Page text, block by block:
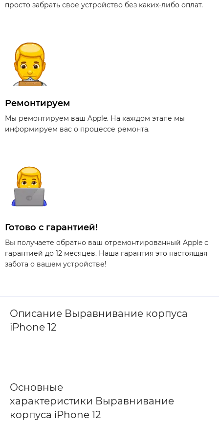
просто забрать свое устройство без каких-либо оплат.
Ремонтируем
Мы ремонтируем ваш Apple. На каждом этапе мы
информируем вас о процессе ремонта.
Готово с гарантией!
Вы получаете обратно ваш отремонтированный Apple с
гарантией до 12 месяцев. Наша гарантия это настоящая
забота о вашем устройстве!
Описание Выравнивание корпуса
iPhone 12
Основные
характеристики Выравнивание
корпуса iPhone 12